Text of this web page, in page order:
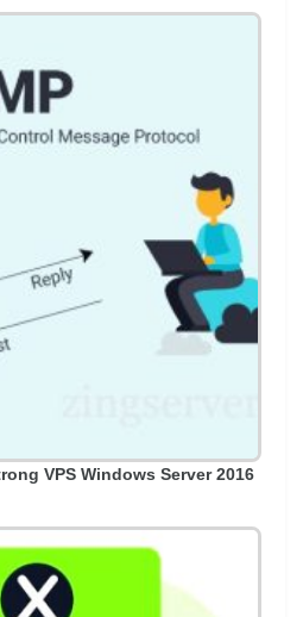
VPS Windows Server 2016